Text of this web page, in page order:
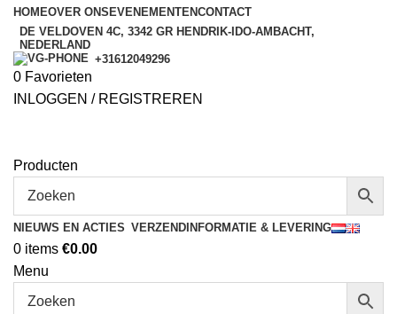
HOMEOVER ONS EVENEMENTENCONTACT
DE VELDOVEN 4C, 3342 GR HENDRIK-IDO-AMBACHT,
NEDERLAND
+31612049296
0 Favorieten
INLOGGEN / REGISTREREN
Producten
NIEUWS EN ACTIES VERZENDINFORMATIE & LEVERING
0 items €0.00
Menu